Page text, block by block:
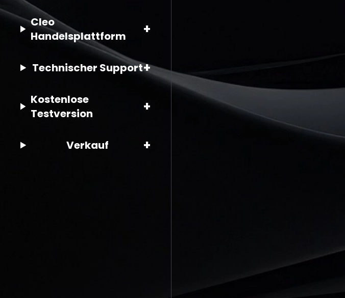
Cleo
Handelsplattform
+
Technischer Support+
Kostenlose
Testversion
+
Verkauf +